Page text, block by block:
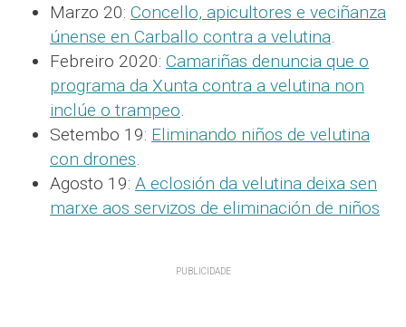
Marzo 20: Concello, apicultores e veciñanza
únense en Carballo contra a velutina.
Febreiro 2020: Camariñas denuncia que o
programa da Xunta contra a velutina non
inclúe o trampeo.
Setembo 19: Eliminando niños de velutina
con drones.
Agosto 19: A eclosión da velutina deixa sen
marxe aos servizos de eliminación de niños